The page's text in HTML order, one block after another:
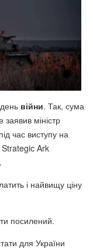
війни. Так, сума
міністр
час виступу на
Strategic Ark
.
і найвищу ціну
посилений.
для України